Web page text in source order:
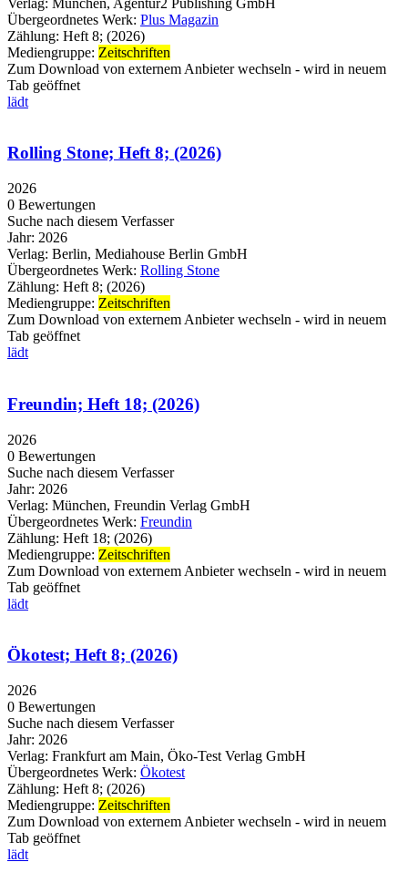
Übergeordnetes Werk: Plus Magazin
Zählung: Heft 8; (2026)
Mediengruppe: Zeitschriften
Zum Download von externem Anbieter wechseln - wird in neuem
Tab geöffnet
lädt
Rolling Stone; Heft 8; (2026)
2026
0 Bewertungen
Suche nach diesem Verfasser
Jahr: 2026
Verlag: Berlin, Mediahouse Berlin GmbH
Übergeordnetes Werk: Rolling Stone
Zählung: Heft 8; (2026)
Mediengruppe: Zeitschriften
Zum Download von externem Anbieter wechseln - wird in neuem
Tab geöffnet
lädt
Freundin; Heft 18; (2026)
2026
0 Bewertungen
Suche nach diesem Verfasser
Jahr: 2026
Verlag: München, Freundin Verlag GmbH
Übergeordnetes Werk: Freundin
Zählung: Heft 18; (2026)
Mediengruppe: Zeitschriften
Zum Download von externem Anbieter wechseln - wird in neuem
Tab geöffnet
lädt
Ökotest; Heft 8; (2026)
2026
0 Bewertungen
Suche nach diesem Verfasser
Jahr: 2026
Verlag: Frankfurt am Main, Öko-Test Verlag GmbH
Übergeordnetes Werk: Ökotest
Zählung: Heft 8; (2026)
Mediengruppe: Zeitschriften
Zum Download von externem Anbieter wechseln - wird in neuem
Tab geöffnet
lädt